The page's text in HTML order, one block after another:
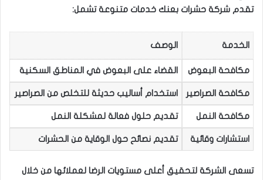
تقدم شركة حشرات بعنك خدمات متنوعة تشمل:
الخدمة الوصف
مكافحة البعوض القضاء على البعوض في المناطق السكنية
مكافحة الصراصير استخدام أساليب حديثة للتخلص من الصراصير
مكافحة النمل تقديم حلول فعالة لمشكلة النمل
استشارات وقائية تقديم نصائح حول الوقاية من الحشرات
تسعى الشركة لتحقيق أعلى مستويات الرضا لعملائها من خلال